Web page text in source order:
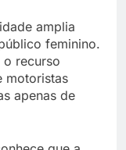
amplia
feminino.
o recurso
motoristas
apenas de